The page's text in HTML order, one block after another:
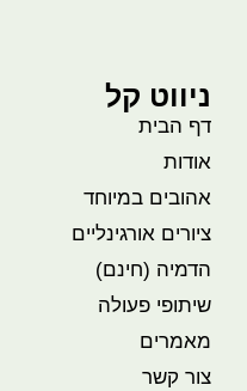
ניווט קל
דף הבית
אודות
אהובים במיוחד
ציורים אורגינליים
הדמיה (חינם)
שיתופי פעולה
מאמרים
צור קשר